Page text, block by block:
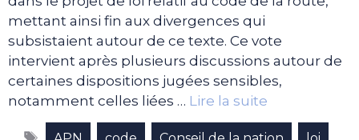
mettant ainsi fin aux divergences qui
subsistaient autour de ce texte. Ce vote
intervient après plusieurs discussions autour de
certaines dispositions jugées sensibles,
notamment celles liées … Lire la suite
Étiquettes